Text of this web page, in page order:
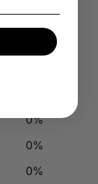
0%
0%
0%